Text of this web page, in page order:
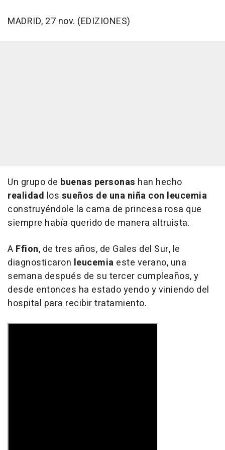
MADRID, 27 nov. (EDIZIONES)
Un grupo de buenas personas han hecho
realidad los sueños de una niña con leucemia
construyéndole la cama de princesa rosa que
siempre había querido de manera altruista.
A Ffion, de tres años, de Gales del Sur, le
diagnosticaron leucemia este verano, una
semana después de su tercer cumpleaños, y
desde entonces ha estado yendo y viniendo del
hospital para recibir tratamiento.